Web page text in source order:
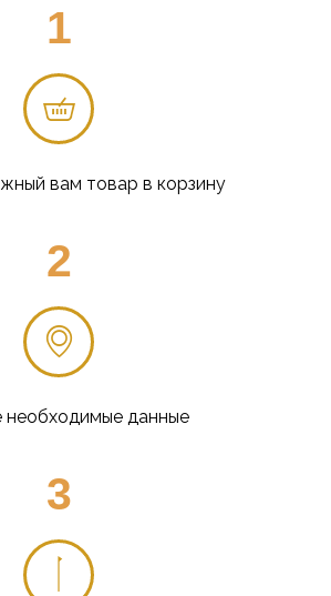
1
вам товар в корзину
2
необходимые данные
3